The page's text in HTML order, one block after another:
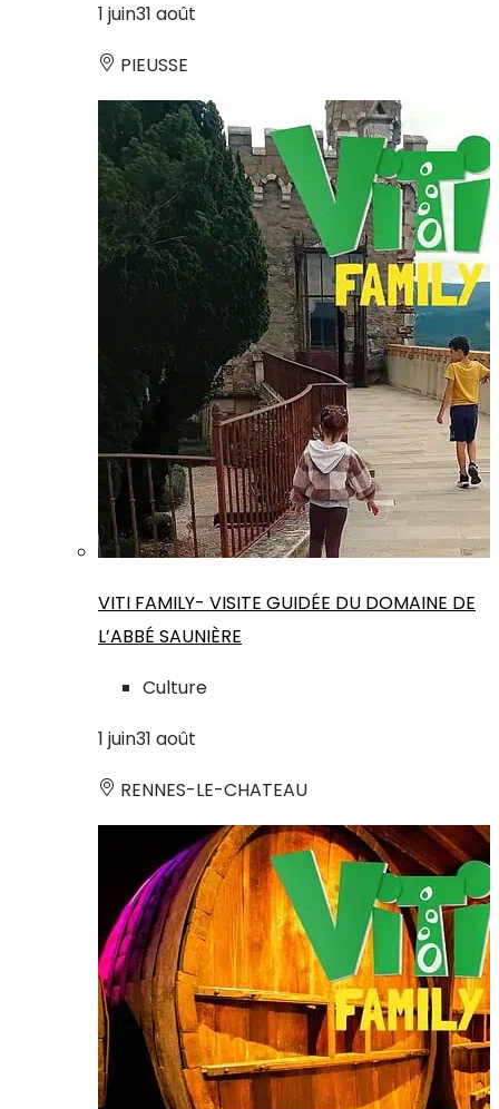
1 juin31 août
PIEUSSE
VITI FAMILY- VISITE GUIDÉE DU DOMAINE DE
L’ABBÉ SAUNIÈRE
Culture
1 juin31 août
RENNES-LE-CHATEAU